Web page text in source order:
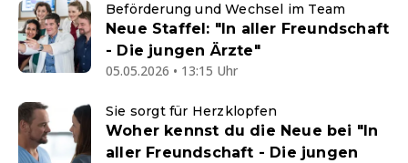
Beförderung und Wechsel im Team
Neue Staffel: "In aller Freundschaft
- Die jungen Ärzte"
05.05.2026 • 13:15 Uhr
Sie sorgt für Herzklopfen
Woher kennst du die Neue bei "In
aller Freundschaft - Die jungen